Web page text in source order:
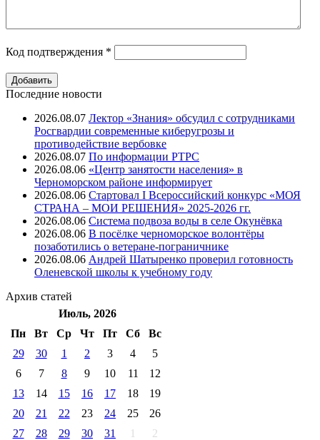
Код подтверждения *
Последние новости
2026.08.07 Лектор «Знания» обсудил с сотрудниками
Росгвардии современные киберугрозы и
противодействие вербовке
2026.08.07 ⁠По информации РТРС
2026.08.06 «Центр занятости населения» в
Черноморском районе информирует
2026.08.06 Стартовал I Всероссийский конкурс «МОЯ
СТРАНА – МОИ РЕШЕНИЯ» 2025-2026 гг.
2026.08.06 Система подвоза воды в селе Окунёвка
2026.08.06 В посёлке черноморское волонтёры
позаботились о ветеране-пограничнике
2026.08.06 Андрей Шатыренко проверил готовность
Оленевской школы к учебному году
Архив статей
Июль, 2026
Пн
Вт Ср Чт Пт Cб
Вс
29
30 1 2 3 4
5
6
7 8 9 10 11
12
13
14 15 16 17 18
19
20
21 22 23 24 25
26
27
28 29 30 31 1
2